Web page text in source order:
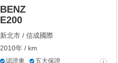
BENZ
E200
新北市 / 信成國際
2010年 / km
認證車 五大保證